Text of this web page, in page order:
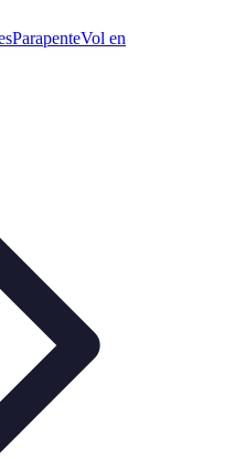
ParapenteVol en